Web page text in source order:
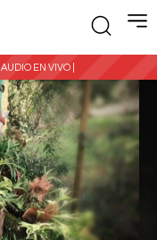
EN VIVO |